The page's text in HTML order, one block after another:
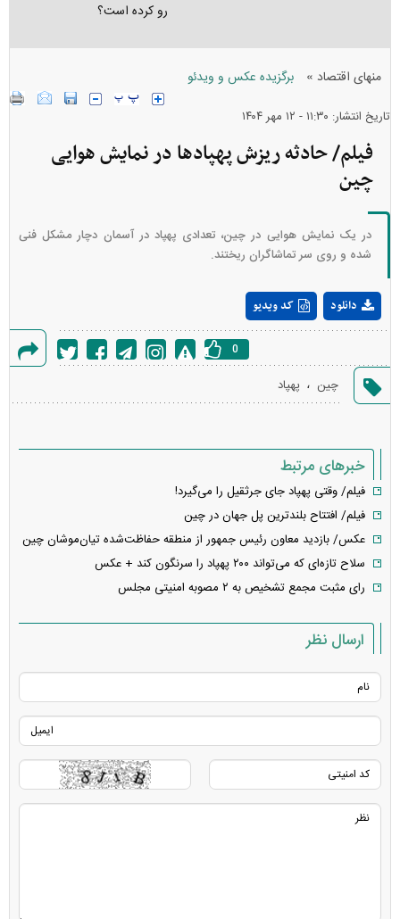
رو کرده است؟
منهای اقتصاد » برگزیده عکس و ویدئو
تاریخ انتشار: ۱۱:۳۰ - ۱۲ مهر ۱۴۰۴
فیلم/ حادثه ریزش پهپاد‌ها در نمایش هوایی
چین
در یک نمایش هوایی در چین، تعدادی پهپاد در آسمان دچار مشکل فنی
شده و روی سر تماشاگران ریختند.
Play
Video
کد ویدیو دانلود
خطا
0
چین ، پهپاد
خبرهای مرتبط
فیلم/ وقتی پهپاد جای جرثقیل را می‌گیرد!
فیلم/ افتتاح بلندترین پل جهان در چین
عکس/ بازدید معاون رئیس جمهور از منطقه حفاظت‌شده تیان‌موشان چین
سلاح تازه‌ای که می‌تواند ۲۰۰ پهپاد را سرنگون کند + عکس
رای مثبت مجمع تشخیص به ۲ مصوبه امنیتی مجلس
ارسال نظر